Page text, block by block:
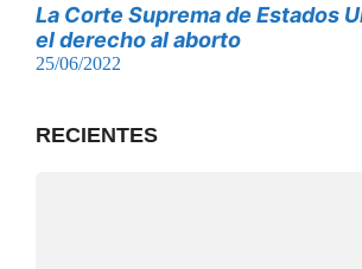
La Corte Suprema de Estados
el derecho al aborto
25/06/2022
RECIENTES